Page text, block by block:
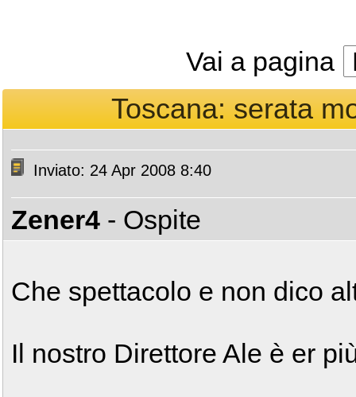
Vai a pagina
Toscana: serata
Inviato: 24 Apr 2008 8:40
Zener4 - Ospite
Che spettacolo e non dico
Il nostro Direttore Ale è er